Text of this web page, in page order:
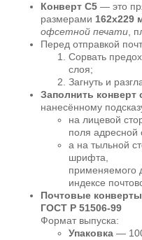
Конверт C5 — это
размерами 162х229
офсетной печати,
Перед отправкой
Сорвать
слоя;
Загнуть и
Заполнить конверт
нанесённому
на лицевой
поля адресной
а на тыльной
шрифта,
применяемого
индексе
Почтовые конверты
ГОСТ Р 51506-99
Формат выпуска:
Упаковка —